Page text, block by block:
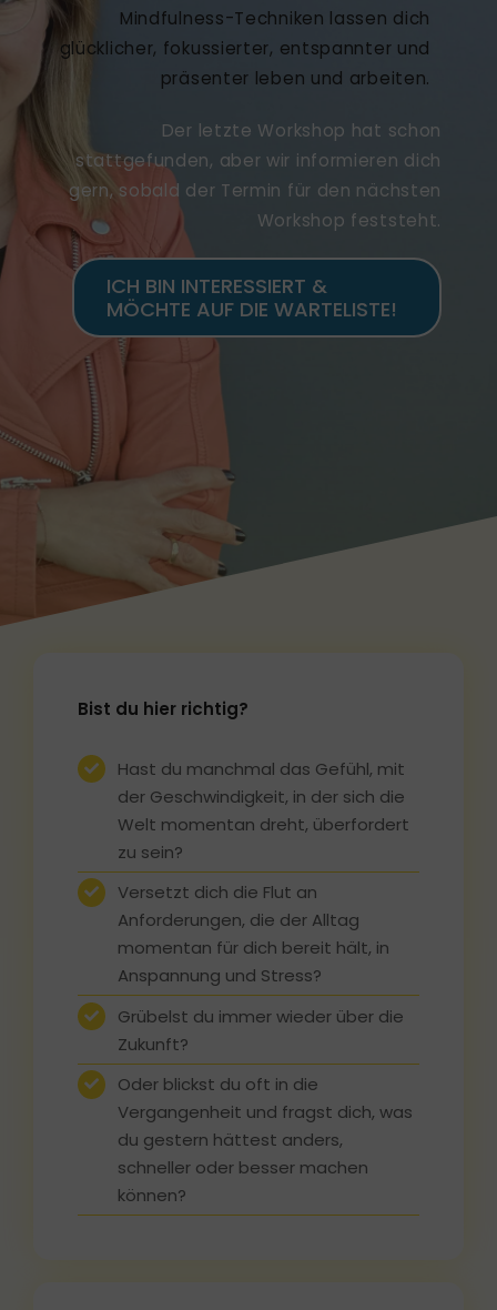
Mindfulness-Techniken lassen dich
glücklicher, fokussierter, entspannter und
präsenter leben und arbeiten.
Der letzte Workshop hat schon
stattgefunden, aber wir informieren dich
gern, sobald der Termin für den nächsten
Workshop feststeht.
ICH BIN INTERESSIERT &
MÖCHTE AUF DIE WARTELISTE!
Bist du hier richtig?
Hast du manchmal das Gefühl, mit
der Geschwindigkeit, in der sich die
Welt momentan dreht, überfordert
zu sein?
Versetzt dich die Flut an
Anforderungen, die der Alltag
momentan für dich bereit hält, in
Anspannung und Stress?
Grübelst du immer wieder über die
Zukunft?
Oder blickst du oft in die
Vergangenheit und fragst dich, was
du gestern hättest anders,
schneller oder besser machen
können?